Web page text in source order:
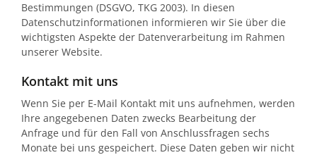
Bestimmungen (DSGVO, TKG 2003). In diesen
Datenschutzinformationen informieren wir Sie über die
wichtigsten Aspekte der Datenverarbeitung im Rahmen
unserer Website.
Kontakt mit uns
Wenn Sie per E-Mail Kontakt mit uns aufnehmen, werden
Ihre angegebenen Daten zwecks Bearbeitung der
Anfrage und für den Fall von Anschlussfragen sechs
Monate bei uns gespeichert. Diese Daten geben wir nicht